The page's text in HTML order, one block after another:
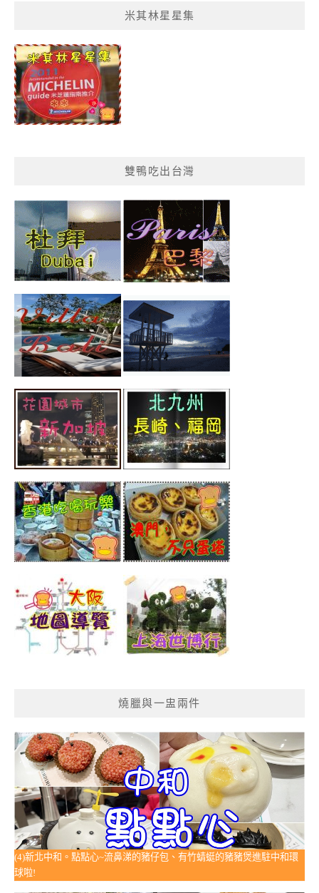
類
米其林星星集
雙鴨吃出台灣
燒臘與一盅兩件
(4)新北中和。點點心~流鼻涕的豬仔包、有竹蜻蜓的豬豬煲進駐中和環
球啦!